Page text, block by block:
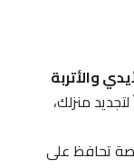
والأتربة
منزلك،
تحافظ على